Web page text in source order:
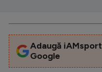
Adaugă
Google